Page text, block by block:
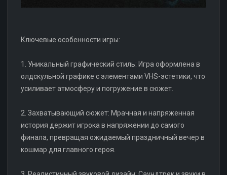
Ключевые особенности игры:
1. Уникальный графический стиль: Игра оформлена в
олдскульной графике с элементами VHS-эстетики, что
усиливает атмосферу и погружение в сюжет.
2. Захватывающий сюжет: Мрачная и напряженная
история держит игрока в напряжении до самого
финала, превращая ожидаемый праздничный вечер в
кошмар для главного героя.